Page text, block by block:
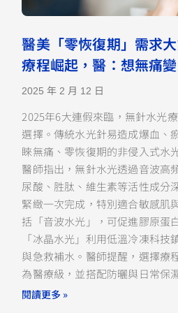
醫美「零恢復期」需求
療程崛起，醫：想無痛
2025 年 2 月 12 日
2025年6大連假來臨，無針水光
選擇。傳統水光針易造成爆血、
睞無痛、零恢復期的非侵入式水
醫師指出，無針水光透過音波高
尿酸、胜肽、維生素等活性成分
緊緻一次完成，特別適合敏感肌
括「音波水光」，可促進膠原蛋
「冰晶水光」利用低溫冷凍科技
與急救補水。醫師提醒，選擇療
為醫療級，並搭配防曬與日常保
閱讀更多 »